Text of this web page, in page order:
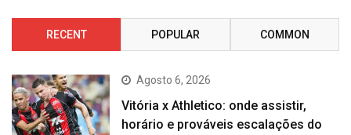
RECENT POPULAR COMMON
Agosto 6, 2026
Vitória x Athletico: onde assistir,
horário e prováveis escalações do